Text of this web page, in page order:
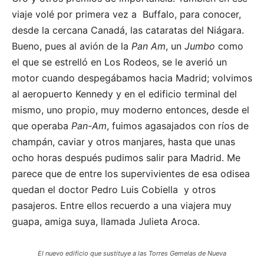
viaje volé por primera vez a Buffalo, para conocer,
desde la cercana Canadá, las cataratas del Niágara.
Bueno, pues al avión de la Pan Am, un Jumbo como
el que se estrelló en Los Rodeos, se le averió un
motor cuando despegábamos hacia Madrid; volvimos
al aeropuerto Kennedy y en el edificio terminal del
mismo, uno propio, muy moderno entonces, desde el
que operaba Pan-Am, fuimos agasajados con ríos de
champán, caviar y otros manjares, hasta que unas
ocho horas después pudimos salir para Madrid. Me
parece que de entre los supervivientes de esa odisea
quedan el doctor Pedro Luis Cobiella y otros
pasajeros. Entre ellos recuerdo a una viajera muy
guapa, amiga suya, llamada Julieta Aroca.
El nuevo edificio que sustituye a las Torres Gemelas de Nueva